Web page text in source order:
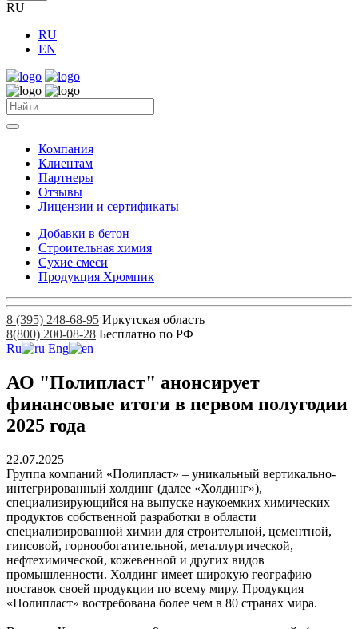
RU
RU
EN
Компания
Клиентам
Партнеры
Отзывы
Лицензии и сертификаты
Добавки в бетон
Строительная химия
Сухие смеси
Продукция Хромпик
8 (395) 248-68-95 Иркутская область
8(800) 200-08-28 Бесплатно по РФ
Ru
Eng
АО "Полипласт" анонсирует
финансовые итоги в первом полугодии
2025 года
22.07.2025
Группа компаний «Полипласт» – уникальный вертикально-
интегрированный холдинг (далее «Холдинг»),
специализирующийся на выпуске наукоемких химических
продуктов собственной разработки в области
специализированной химии для строительной, цементной,
гипсовой, горнообогатительной, металлургической,
нефтехимической, кожевенной и других видов
промышленности. Холдинг имеет широкую географию
поставок своей продукции по всему миру. Продукция
«Полипласт» востребована более чем в 80 странах мира.